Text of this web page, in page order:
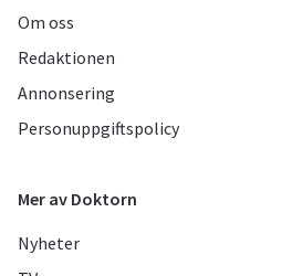
Om oss
Redaktionen
Annonsering
Personuppgiftspolicy
Mer av Doktorn
Nyheter